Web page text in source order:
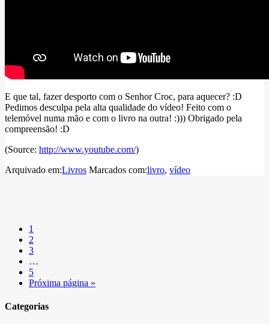
E que tal, fazer desporto com o Senhor Croc, para aquecer? :D
Pedimos desculpa pela alta qualidade do vídeo! Feito com o
telemóvel numa mão e com o livro na outra! :))) Obrigado pela
compreensão! :D
(Source: http://www.youtube.com/)
Arquivado em:Livros Marcados com:livro, vídeo
1
2
3
…
5
Próxima página »
Categorias